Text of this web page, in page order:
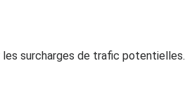
surcharges de trafic potentielles.